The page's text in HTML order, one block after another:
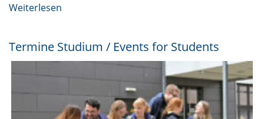
Weiterlesen
Termine Studium / Events for Students